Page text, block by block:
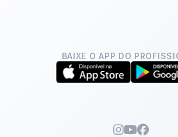
BAIXE O APP DO